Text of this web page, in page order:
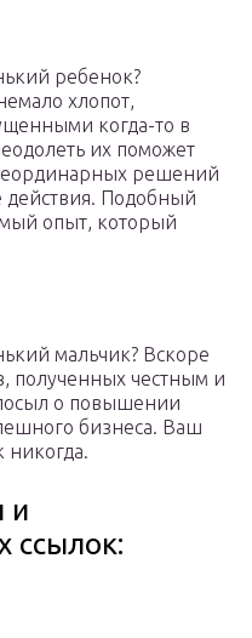
ребенок?
хлопот,
когда-то в
их поможет
решений
Подобный
опыт, который
мальчик? Вскоре
полученных честным и
о повышении
бизнеса. Ваш
никогда.
и
ссылок: